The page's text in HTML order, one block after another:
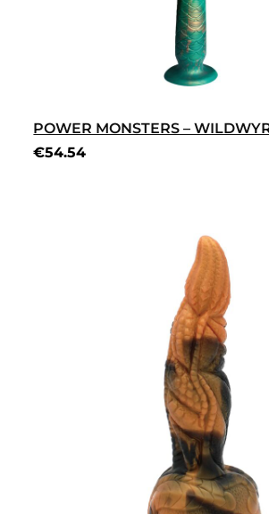
POWER MONSTERS –
€54.54